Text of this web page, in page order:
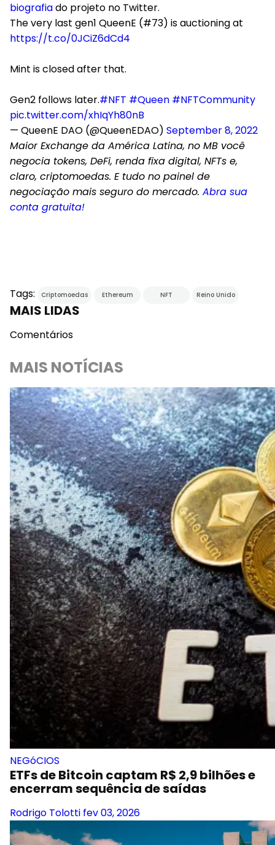
biografiado projeto no Twitter.
The very last gen1 QueenE (#73) is auctioning at
https://t.co/0JCiZ6dCd4
Mint is closed after that.
Gen2 follows later.#NFT #Queen #NFTCommunity
pic.twitter.com/xhIqYh80nB
— QueenE DAO (@QueenEDAO) September 8, 2022
Maior Exchange da América Latina, no MB você
negocia tokens, DeFi, renda fixa digital, NFTs e,
claro, criptomoedas. E tudo no painel de
negociação mais seguro do mercado. Abra sua
conta gratuita!
Tags: Criptomoedas Ethereum NFT Reino Unido
MAIS LIDAS
Comentários
MAIS NOTÍCIAS
NEGóCIOS
ETFs de Bitcoin captam R$ 2,9 bilhões e
encerram sequência de saídas
Rodrigo Tolotti fev 03, 2026